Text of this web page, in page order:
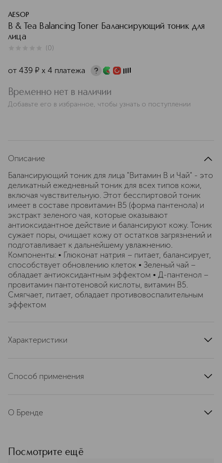
AESOP
B & Tea Balancing Toner Балансирующий тоник для
лица
(0)
от 439 ¤ х 4 платежа
Временно нет в наличии
Добавьте его в избранное, чтобы узнать о поступлении
Описание
Балансирующий тоник для лица "Витамин В и Чай" - это
деликатный ежедневный тоник для всех типов кожи,
включая чувствительную. Этот бесспиртовой тоник
имеет в составе провитамин В5 (форма пантенола) и
экстракт зеленого чая, которые оказывают
антиоксидантное действие и балансируют кожу. Тоник
сужает поры, очищает кожу от остатков загрязнений и
подготавливает к дальнейшему увлажнению.
Компоненты: • Глюконат натрия – питает, балансирует,
способствует обновлению клеток • Зеленый чай –
обладает антиоксидантным эффектом • Д-пантенол –
провитамин пантотеновой кислоты, витамин В5.
Смягчает, питает, обладает противовоспалительным
эффектом
Характеристики
Способ применения
нанесите на ватный диск или непосредственно в
О Бренде
как своими эффективными
формулами, так и тесной связью с
Посмотрите ещё